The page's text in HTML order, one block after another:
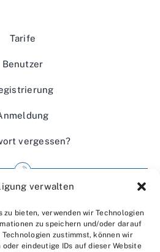
verwalten
zu bieten, verwenden wir Technologien
zu speichern und/oder darauf
zustimmst, können wir
eindeutige IDs auf dieser Website
Tarife
Benutzer
vergessen?
über uns
Kontakt